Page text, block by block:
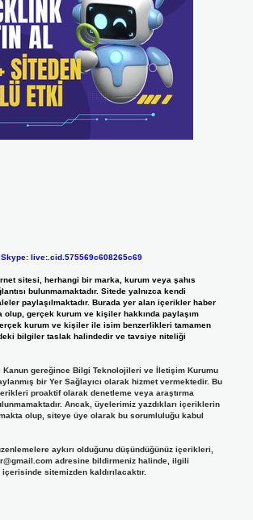
Skype: live:.cid.575569c608265c69
sitesi, herhangi bir marka, kurum veya şahıs
bulunmamaktadır. Sitede yalnızca kendi
paylaşılmaktadır. Burada yer alan içerikler haber
olup, gerçek kurum ve kişiler hakkında paylaşım
kurum ve kişiler ile isim benzerlikleri tamamen
bilgiler taslak halindedir ve tavsiye niteliği
Kanun gereğince Bilgi Teknolojileri ve İletişim Kurumu
bir Yer Sağlayıcı olarak hizmet vermektedir. Bu
proaktif olarak denetleme veya araştırma
Ancak, üyelerimiz yazdıkları içeriklerin
olup, siteye üye olarak bu sorumluluğu kabul
aykırı olduğunu düşündüğünüz içerikleri,
adresine bildirmeniz halinde, ilgili
sitemizden kaldırılacaktır.